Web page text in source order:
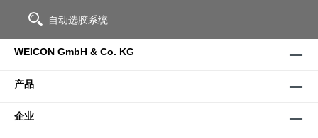
自动选胶系统
WEICON GmbH & Co. KG
产品
企业